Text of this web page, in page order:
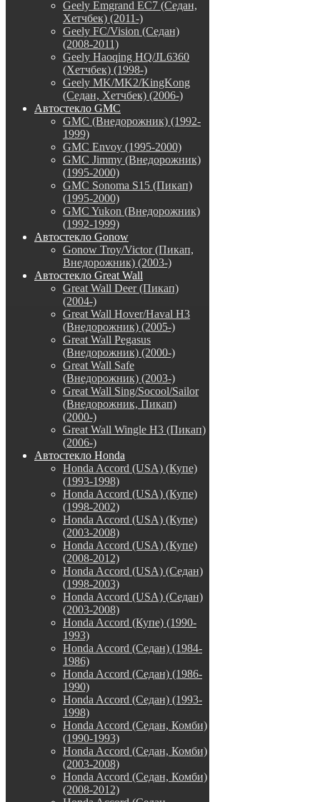
Geely Emgrand EC7 (Седан,
Хетчбек) (2011-)
Geely FC/Vision (Седан)
(2008-2011)
Geely Haoqing HQ/JL6360
(Хетчбек) (1998-)
Geely MK/MK2/KingKong
(Седан, Хетчбек) (2006-)
Автостекло GMC
GMC (Внедорожник) (1992-
1999)
GMC Envoy (1995-2000)
GMC Jimmy (Внедорожник)
(1995-2000)
GMC Sonoma S15 (Пикап)
(1995-2000)
GMC Yukon (Внедорожник)
(1992-1999)
Автостекло Gonow
Gonow Troy/Victor (Пикап,
Внедорожник) (2003-)
Автостекло Great Wall
Great Wall Deer (Пикап)
(2004-)
Great Wall Hover/Haval H3
(Внедорожник) (2005-)
Great Wall Pegasus
(Внедорожник) (2000-)
Great Wall Safe
(Внедорожник) (2003-)
Great Wall Sing/Socool/Sailor
(Внедорожник, Пикап)
(2000-)
Great Wall Wingle H3 (Пикап)
(2006-)
Автостекло Honda
Honda Accord (USA) (Купе)
(1993-1998)
Honda Accord (USA) (Купе)
(1998-2002)
Honda Accord (USA) (Купе)
(2003-2008)
Honda Accord (USA) (Купе)
(2008-2012)
Honda Accord (USA) (Седан)
(1998-2003)
Honda Accord (USA) (Седан)
(2003-2008)
Honda Accord (Купе) (1990-
1993)
Honda Accord (Седан) (1984-
1986)
Honda Accord (Седан) (1986-
1990)
Honda Accord (Седан) (1993-
1998)
Honda Accord (Седан, Комби)
(1990-1993)
Honda Accord (Седан, Комби)
(2003-2008)
Honda Accord (Седан, Комби)
(2008-2012)